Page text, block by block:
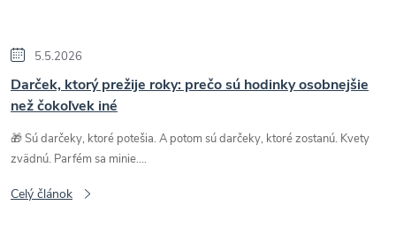
5.5.2026
Darček, ktorý prežije roky: prečo sú hodinky osobnejšie
než čokoľvek iné
🎁 Sú darčeky, ktoré potešia. A potom sú darčeky, ktoré zostanú. Kvety
zvädnú. Parfém sa minie....
Celý článok